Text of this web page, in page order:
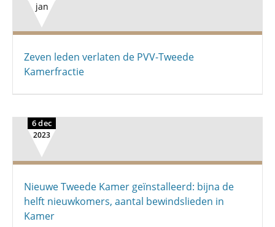
jan
Zeven leden verlaten de PVV-Tweede
Kamerfractie
6 dec
2023
Nieuwe Tweede Kamer geïnstalleerd: bijna de
helft nieuwkomers, aantal bewindslieden in
Kamer